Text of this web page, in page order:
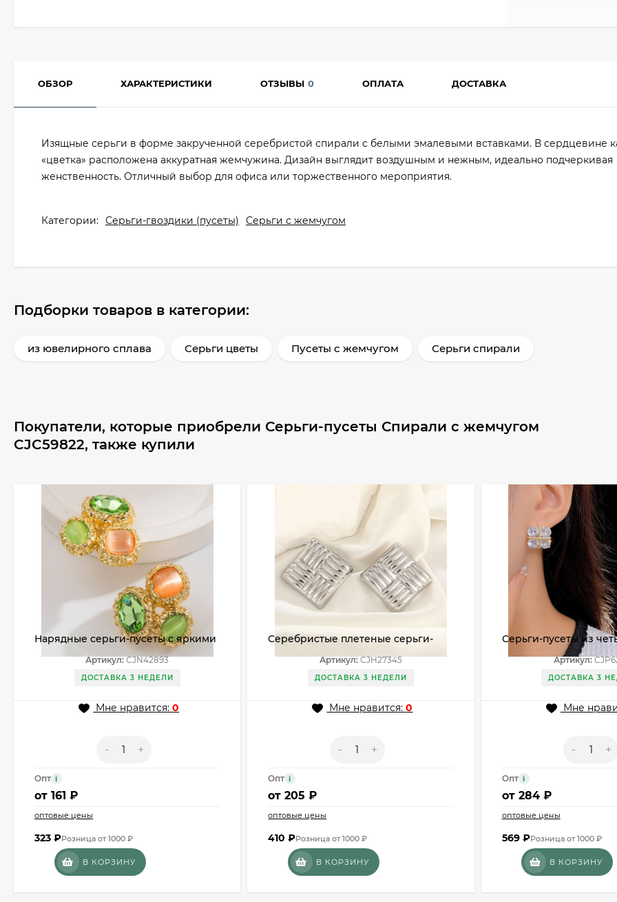
ОБЗОР ХАРАКТЕРИСТИКИ ОТЗЫВЫ 0 ОПЛАТА ДОСТАВКА
Изящные серьги в форме закрученной серебристой спирали с белыми эмалевыми вставками. В сердцевине
«цветка» расположена аккуратная жемчужина. Дизайн выглядит воздушным и нежным, идеально подчеркивая
женственность. Отличный выбор для офиса или торжественного мероприятия.
Категории: Серьги-гвоздики (пусеты) Серьги с жемчугом
Подборки товаров в категории:
из ювелирного сплава Серьги цветы Пусеты с жемчугом Серьги спирали
Покупатели, которые приобрели Серьги-пусеты Спирали с жемчугом
CJC59822, также купили
Нарядные серьги-пусеты с яркими
Артикул:CJN42893
ДОСТАВКА 3 НЕДЕЛИ
Мне нравится:0
- +
Опт i
от 161 ₽
оптовые цены
323 ₽Розница от 1000 ₽
В КОРЗИНУ
Серебристые плетеные серьги-
Артикул:CJH27345
ДОСТАВКА 3 НЕДЕЛИ
Мне нравится:0
- +
Опт i
от205 ₽
оптовые цены
410₽Розница от 1000 ₽
В КОРЗИНУ
Серьги-пусеты из
кристаллов CJP62447
Артикул:
ДОСТАВКА 3
Мне
- +
Опт i
от 284 ₽
оптовые цены
569 ₽Розница от 1000 ₽
В КОРЗИНУ